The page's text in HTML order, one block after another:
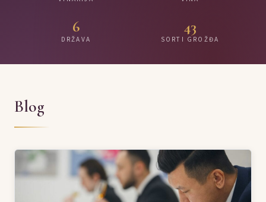
6
DRŽAVA
43
SORTI GROŽĐA
Blog